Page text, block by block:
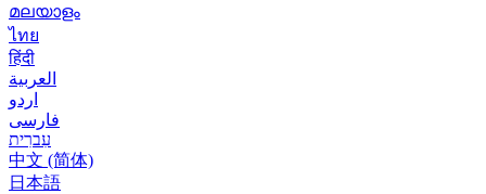
മലയാളം
ไทย
हिंदी
العربية
اردو
فارسی
עִברִית
中文 (简体)
日本語